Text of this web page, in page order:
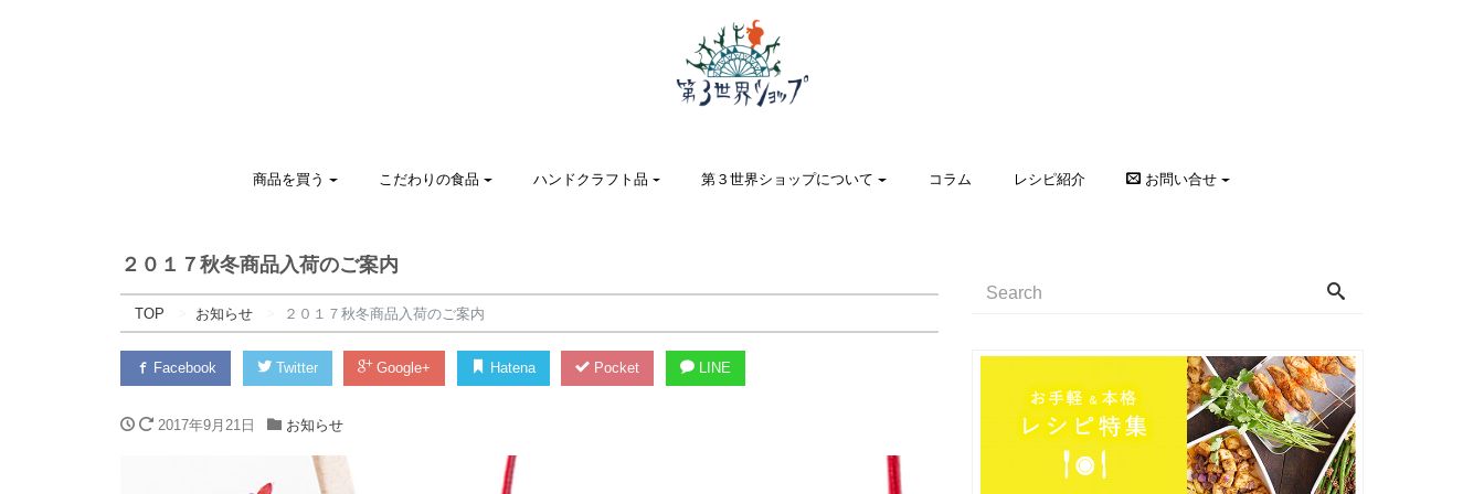
商品を買う こだわりの食品 ハンドクラフト品 第３世界ショップについて コラム レシピ紹介 お問い合せ
２０１７秋冬商品入荷のご案内
TOP お知らせ ２０１７秋冬商品入荷のご案内
Facebook Twitter Google+ Hatena Pocket LINE
2017年9月21日 お知らせ